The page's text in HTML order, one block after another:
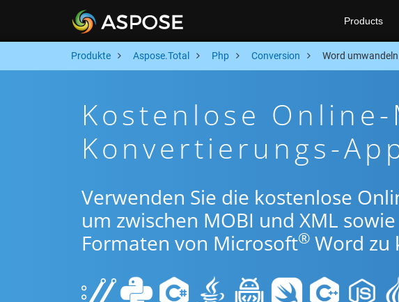
Products
Produkte Aspose.Total Php Conversion Word umwandeln
Kostenlose Online-
Konvertierungs-
Verwenden Sie die kostenlose
um zwischen MOBI und XML
Formaten von Microsoft® Word zu